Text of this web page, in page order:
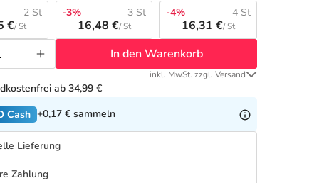
2 St
€/ St
-3% 3 St
16,48 €/ St
-4% 4 St
16,31 €/ St
In den Warenkorb
inkl. MwSt. zzgl. Versand
ab 34,99 €
Cash +0,17 € sammeln
Lieferung
Zahlung